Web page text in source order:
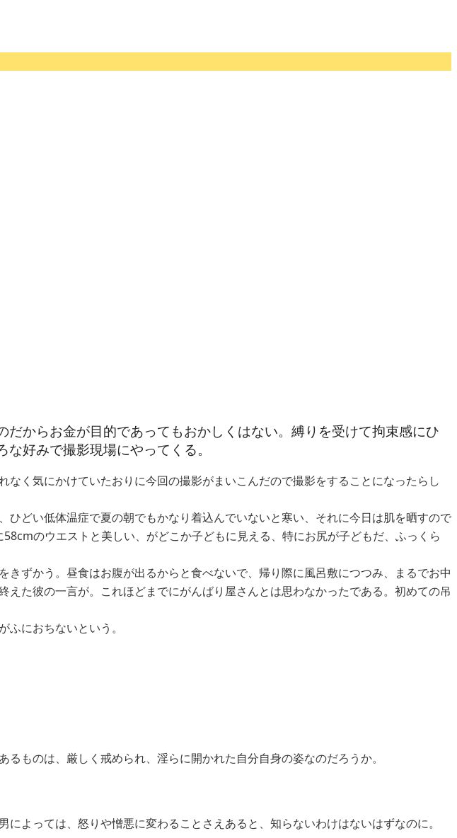
からお金が目的であってもおかしくはない。縛りを受けて拘束感にひ
好みで撮影現場にやってくる。
く気にかけていたおりに今回の撮影がまいこんだので撮影をすることになったらし
どい低体温症で夏の朝でもかなり着込んでいないと寒い、それに今日は肌を晒すので
のウエストと美しい、がどこか子どもに見える、特にお尻が子どもだ、ふっくら
ずかう。昼食はお腹が出るからと食べないで、帰り際に風呂敷につつみ、まるでお中
た彼の一言が。これほどまでにがんばり屋さんとは思わなかったである。初めての吊
におちないという。
ものは、厳しく戒められ、淫らに開かれた自分自身の姿なのだろうか。
よっては、怒りや憎悪に変わることさえあると、知らないわけはないはずなのに。